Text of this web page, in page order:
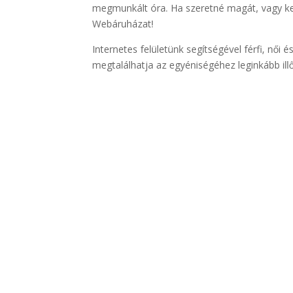
megmunkált óra. Ha szeretné magát, vagy
Webáruházat!
Internetes felületünk segítségével férfi, női
megtalálhatja az egyéniségéhez leginkább